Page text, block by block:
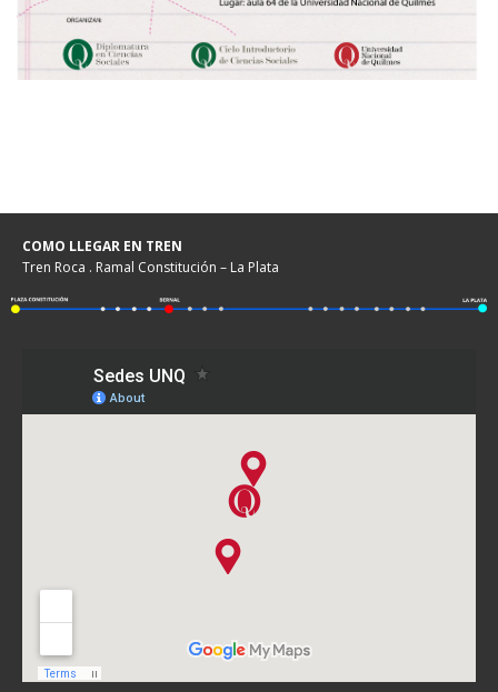
COMO LLEGAR EN TREN
Tren Roca . Ramal Constitución – La Plata